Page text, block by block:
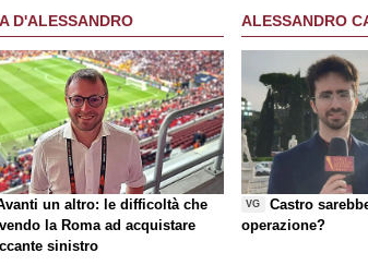
D'ALESSANDRO
un altro: le difficoltà che
la Roma ad acquistare
sinistro
ALESSANDRO
VG
Castro
operazione?